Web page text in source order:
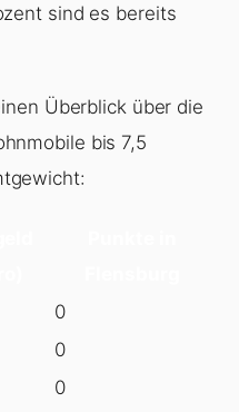
sind es bereits
Überblick über die
bis 7,5
0
0
0